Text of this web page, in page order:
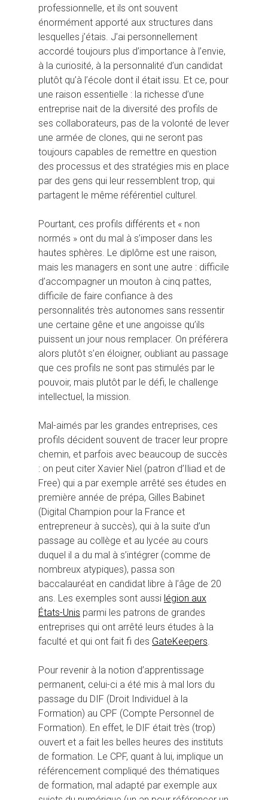
professionnelle, et ils ont souvent
énormément apporté aux structures dans
lesquelles j’étais. J’ai personnellement
accordé toujours plus d’importance à l’envie,
à la curiosité, à la personnalité d’un candidat
plutôt qu’à l’école dont il était issu. Et ce, pour
une raison essentielle : la richesse d’une
entreprise nait de la diversité des profils de
ses collaborateurs, pas de la volonté de lever
une armée de clones, qui ne seront pas
toujours capables de remettre en question
des processus et des stratégies mis en place
par des gens qui leur ressemblent trop, qui
partagent le même référentiel culturel.
Pourtant, ces profils différents et « non
normés » ont du mal à s’imposer dans les
hautes sphères. Le diplôme est une raison,
mais les managers en sont une autre : difficile
d’accompagner un mouton à cinq pattes,
difficile de faire confiance à des
personnalités très autonomes sans ressentir
une certaine gêne et une angoisse qu’ils
puissent un jour nous remplacer. On préférera
alors plutôt s’en éloigner, oubliant au passage
que ces profils ne sont pas stimulés par le
pouvoir, mais plutôt par le défi, le challenge
intellectuel, la mission.
Mal-aimés par les grandes entreprises, ces
profils décident souvent de tracer leur propre
chemin, et parfois avec beaucoup de succès
: on peut citer Xavier Niel (patron d’Iliad et de
Free) qui a par exemple arrêté ses études en
première année de prépa, Gilles Babinet
(Digital Champion pour la France et
entrepreneur à succès), qui à la suite d’un
passage au collège et au lycée au cours
duquel il a du mal à s’intégrer (comme de
nombreux atypiques), passa son
baccalauréat en candidat libre à l’âge de 20
ans. Les exemples sont aussi légion aux
États-Unis parmi les patrons de grandes
entreprises qui ont arrêté leurs études à la
faculté et qui ont fait fi des GateKeepers
Pour revenir à la notion d’apprentissage
permanent, celui-ci a été mis à mal lors du
passage du DIF (Droit Individuel à la
Formation) au CPF (Compte Personnel de
Formation). En effet, le DIF était très (trop)
ouvert et a fait les belles heures des instituts
de formation. Le CPF, quant à lui, implique un
référencement compliqué des thématiques
de formation, mal adapté par exemple aux